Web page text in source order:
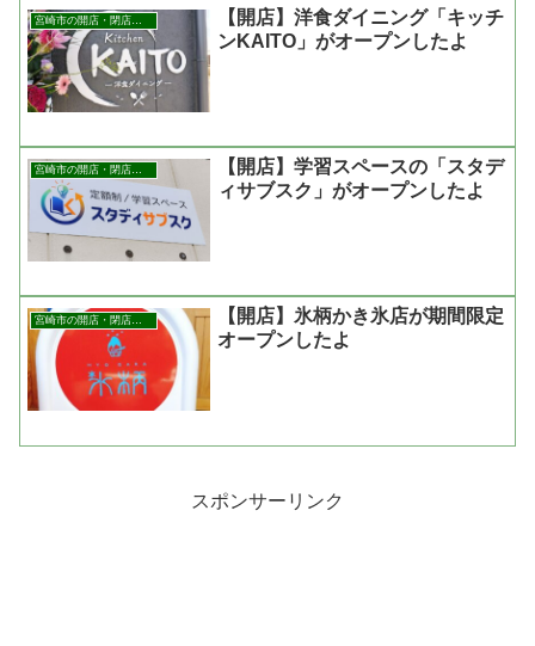
宮崎市の開店・閉店まとめ
【開店】洋食ダイニング「キッチ
ンKAITO」がオープンしたよ
宮崎市の開店・閉店まとめ
【開店】学習スペースの「スタデ
ィサブスク」がオープンしたよ
【開店】氷柄かき氷店が期間限定
オープンしたよ
スポンサーリンク